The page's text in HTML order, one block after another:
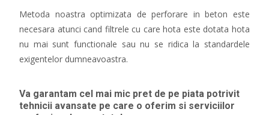
Metoda noastra optimizata de perforare in beton este
necesara atunci cand filtrele cu care hota este dotata hota
nu mai sunt functionale sau nu se ridica la standardele
exigentelor dumneavoastra.
Va garantam cel mai mic pret de pe piata potrivit
tehnicii avansate pe care o oferim si serviciilor